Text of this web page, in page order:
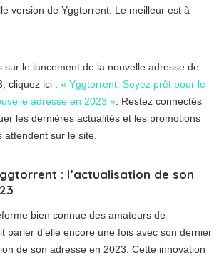
version de Yggtorrent. Le meilleur est à
sur le lancement de la nouvelle adresse de
cliquez ici : « Yggtorrent: Soyez prêt pour le
adresse en 2023 » . Restez connectés
les dernières actualités et les promotions
attendent sur le site.
: l’actualisation de son
bien connue des amateurs de
parler d’elle encore une fois avec son dernier
de son adresse en 2023. Cette innovation